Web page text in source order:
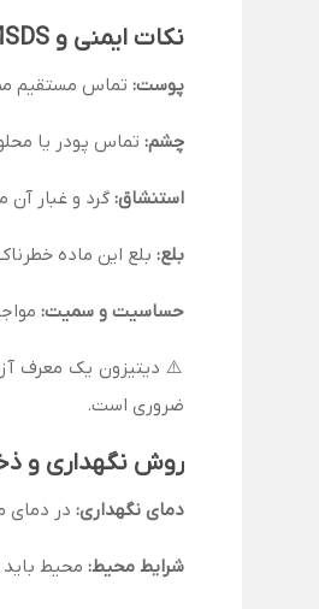
نکات ایمنی و MSDS دیتیزون
پوست: تماس مستقیم
چشم: تماس پودر یا
استنشاق:گرد و غبار
بلع: بلع این ماده
حساسیت و سمیت:
⚠️ دیتیزون یک معرف
ضروری است.
روش نگهداری و
دمای نگهداری: در دمای
شرایط محیط: محیط